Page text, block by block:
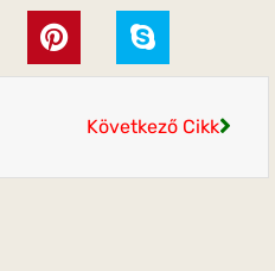
Következő Cikk